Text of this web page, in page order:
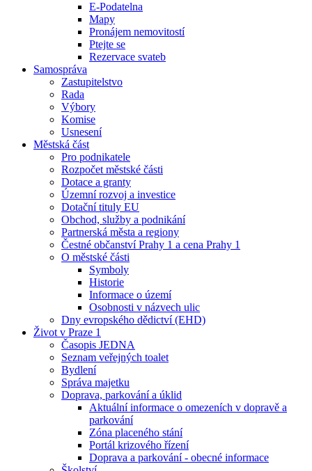
E-Podatelna
Mapy
Pronájem nemovitostí
Ptejte se
Rezervace svateb
Samospráva
Zastupitelstvo
Rada
Výbory
Komise
Usnesení
Městská část
Pro podnikatele
Rozpočet městské části
Dotace a granty
Územní rozvoj a investice
Dotační tituly EU
Obchod, služby a podnikání
Partnerská města a regiony
Čestné občanství Prahy 1 a cena Prahy 1
O městské části
Symboly
Historie
Informace o území
Osobnosti v názvech ulic
Dny evropského dědictví (EHD)
Život v Praze 1
Časopis JEDNA
Seznam veřejných toalet
Bydlení
Správa majetku
Doprava, parkování a úklid
Aktuální informace o omezeních v dopravě a
parkování
Zóna placeného stání
Portál krizového řízení
Doprava a parkování - obecné informace